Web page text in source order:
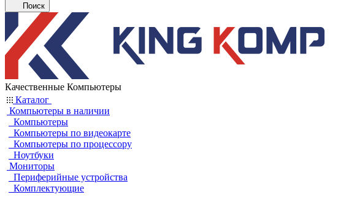
Поиск
Качественные Компьютеры
Каталог
Компьютеры в наличии
Компьютеры
Компьютеры по видеокарте
Компьютеры по процессору
Ноутбуки
Мониторы
Периферийные устройства
Комплектующие